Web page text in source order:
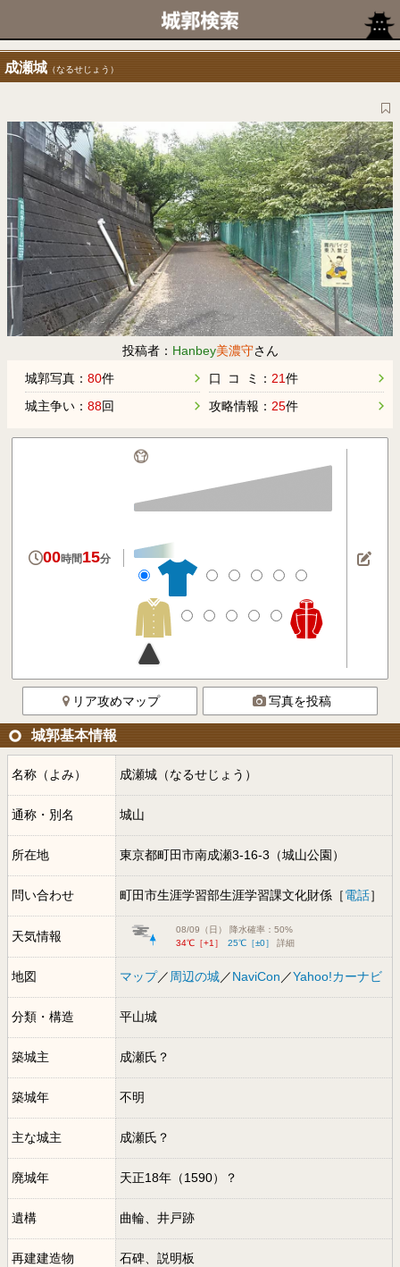
成瀬城 （なるせじょう）
投稿者： Hanbey美濃守さん
城郭写真： 80件
城主争い： 88回
口 コ ミ： 21件
攻略情報： 25件
00時間15分
リア攻めマップ 写真を投稿
城郭基本情報
名称（よみ） 成瀬城（なるせじょう）
通称・別名 城山
所在地 東京都町田市南成瀬3-16-3（城山公園）
問い合わせ 町田市生涯学習部生涯学習課文化財係［電話］
天気情報
08/09（日） 降水確率：50%
34℃［+1］
25℃［±0］ 詳細
地図 マップ／ 周辺の城／NaviCon ／Yahoo!カーナビ
分類・構造 平山城
築城主 成瀬氏？
築城年 不明
主な城主 成瀬氏？
廃城年 天正18年（1590）？
遺構 曲輪、井戸跡
再建建造物 石碑、説明板